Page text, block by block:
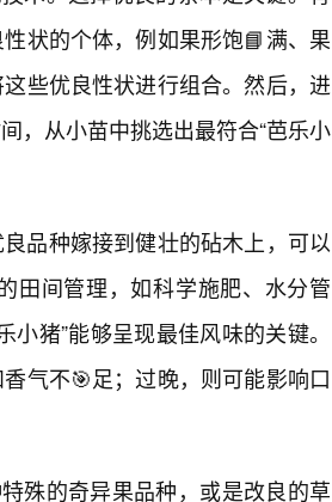
状的个体，例如果形饱📘满、果
些优良性状进行组合。然后，进
，从小苗中挑选出最符合“芭乐小
品种嫁接到健壮的砧木上，可以
田间管理，如科学施肥、水分管
猪”能够呈现最佳风味的关键。
气不🎯足；过晚，则可能影响口
殊的奇异果品种，或是改良的草